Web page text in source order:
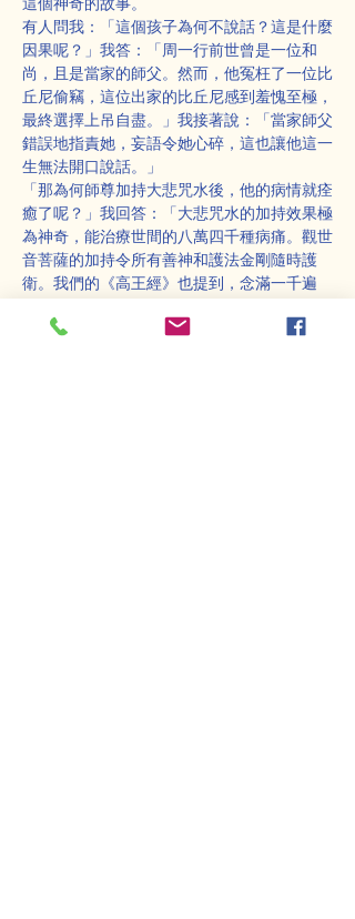
有人問我：「這個孩子為何不說話？這是什麼
因果呢？」我答：「周一行前世曾是一位和
尚，且是當家的師父。然而，他冤枉了一位比
丘尼偷竊，這位出家的比丘尼感到羞愧至極，
最終選擇上吊自盡。」我接著說：「當家師父
錯誤地指責她，妄語令她心碎，這也讓他這一
生無法開口說話。」
「那為何師尊加持大悲咒水後，他的病情就痊
癒了呢？」我回答：「大悲咒水的加持效果極
為神奇，能治療世間的八萬四千種病痛。觀世
音菩薩的加持令所有善神和護法金剛隨時護
衛。我們的《高王經》也提到，念滿一千遍
又有來人問我：「為何這孩子取名為一行